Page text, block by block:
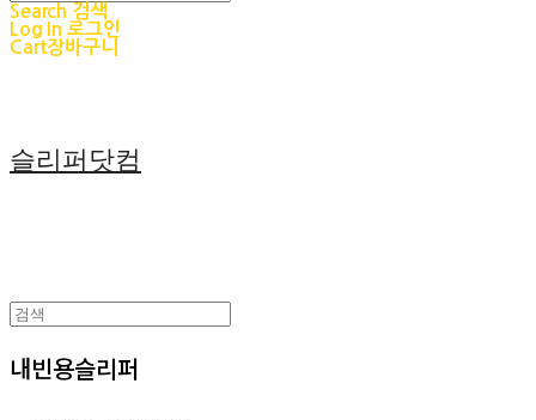
Search 검색
Log In 로그인
Cart장바구니
슬리퍼닷컴
내빈용슬리퍼